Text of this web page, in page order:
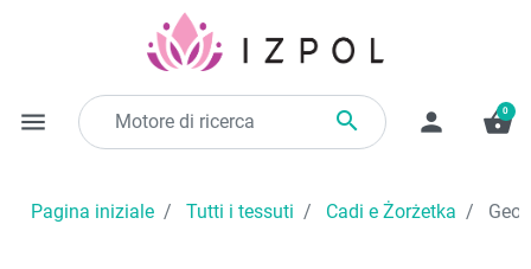
menu  person shopping_basket
0
Pagina iniziale Tutti i tessuti Cadi e Żorżetka